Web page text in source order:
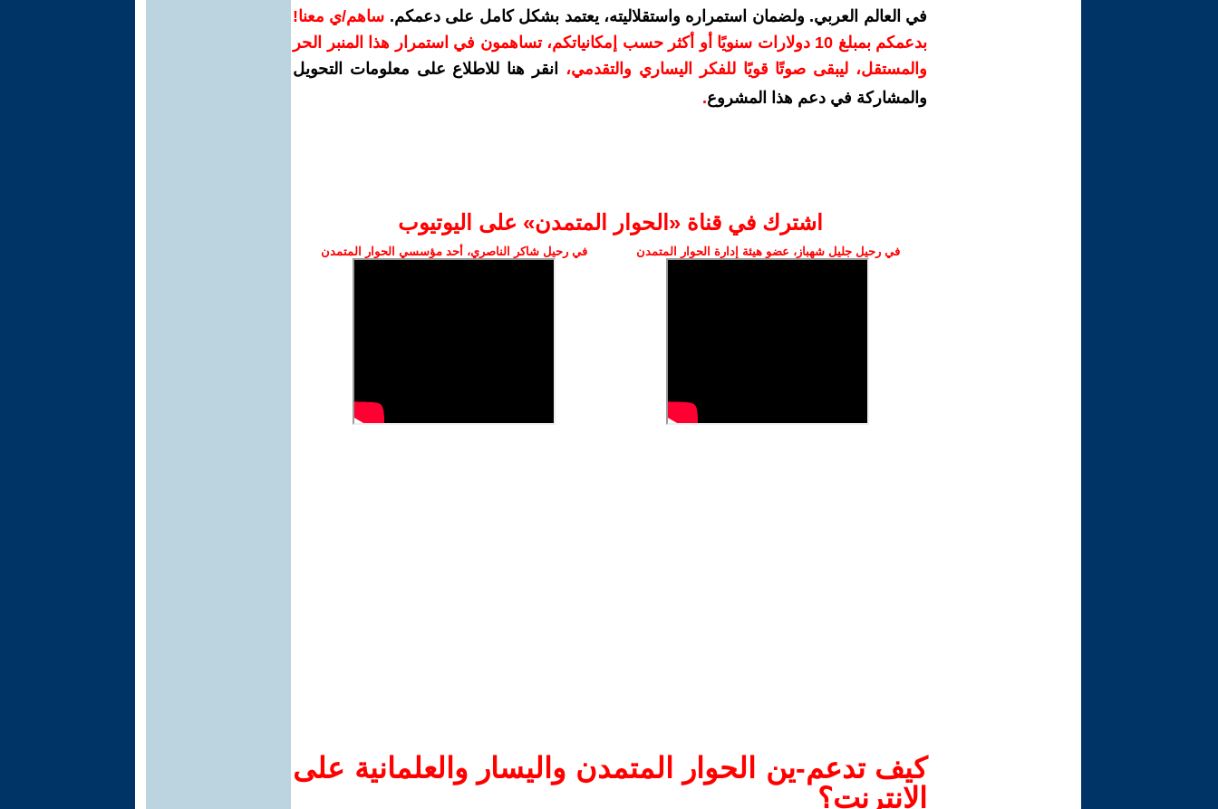
في العالم العربي. ولضمان استمراره واستقلاليته، يعتمد بشكل كامل على دعمكم. ساهم/ي معنا!
بدعمكم بمبلغ 10 دولارات سنويًا أو أكثر حسب إمكانياتكم، تساهمون في استمرار هذا المنبر الحر
والمستقل، ليبقى صوتًا قويًا للفكر اليساري والتقدمي،
انقر هنا للاطلاع على معلومات التحويل
والمشاركة في دعم هذا المشروع.
اشترك في قناة ‫«الحوار المتمدن» على اليوتيوب
في رحيل جليل شهباز، عضو هيئة إدارة الحوار المتمدن في رحيل شاكر الناصري، أحد مؤسسي الحوار المتمدن
كيف تدعم-ين الحوار المتمدن واليسار والعلمانية على
الانترنت؟